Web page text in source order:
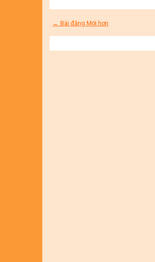
← Bài đăng Mới hơn